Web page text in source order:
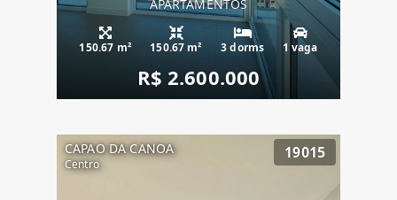
APARTAMENTOS
150.67 m² 150.67 m² 3 dorms 1 vaga
R$ 2.600.000
CAPAO DA CANOA
Centro
19015